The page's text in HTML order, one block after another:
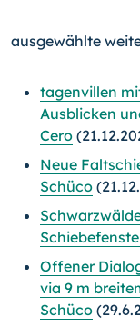
ausgewählte
tagenvillen
Ausblicken
Cero
Neue
Schüco
Offener
via 9 m
Schüco